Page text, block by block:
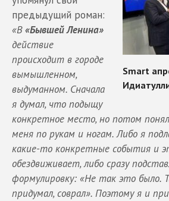
предыдущий роман:
«В«Бывшей Ленина»
действие
происходит в городе
вымышленном,
выдуманном. Сначала
я думал, что подыщу
конкретное место, но потом
меня по рукам и ногам. Либо я
какие-то конкретные события и
обездвиживает, либо сразу
формулировку: «Не так это было.
придумал, соврал». Поэтому я и